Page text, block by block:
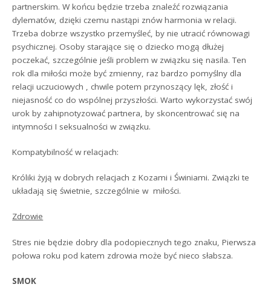
partnerskim. W końcu będzie trzeba znaleźć rozwiązania
dylematów, dzięki czemu nastąpi znów harmonia w relacji.
Trzeba dobrze wszystko przemyśleć, by nie utracić równowagi
psychicznej. Osoby starające się o dziecko mogą dłużej
poczekać, szczególnie jeśli problem w związku się nasila. Ten
rok dla miłości może być zmienny, raz bardzo pomyślny dla
relacji uczuciowych , chwile potem przynoszący lęk, złość i
niejasność co do wspólnej przyszłości. Warto wykorzystać swój
urok by zahipnotyzować partnera, by skoncentrować się na
intymności I seksualności w związku.
Kompatybilność w relacjach:
Króliki żyją w dobrych relacjach z Kozami i Świniami. Związki te
układają się świetnie, szczególnie w miłości.
Zdrowie
Stres nie będzie dobry dla podopiecznych tego znaku, Pierwsza
połowa roku pod katem zdrowia może być nieco słabsza.
SMOK